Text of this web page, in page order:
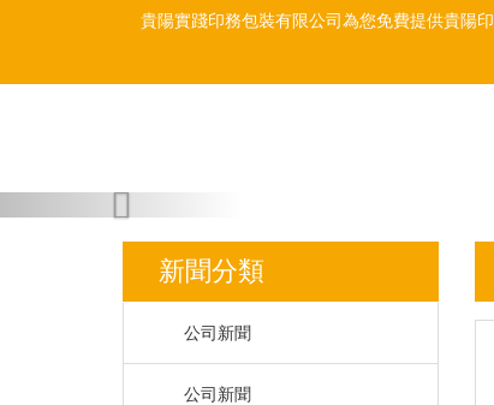
貴陽實踐印務包裝有限公司為您免費提供貴陽
新聞分類
公司新聞
公司新聞